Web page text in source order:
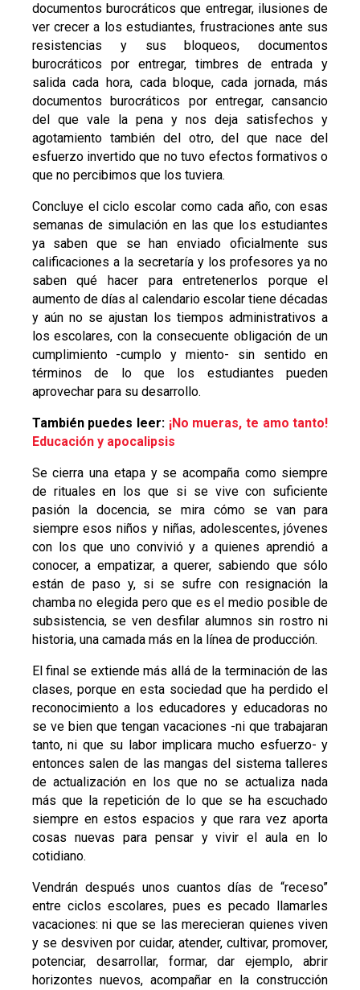
documentos burocráticos que entregar, ilusiones de
ver crecer a los estudiantes, frustraciones ante sus
resistencias y sus bloqueos, documentos
burocráticos por entregar, timbres de entrada y
salida cada hora, cada bloque, cada jornada, más
documentos burocráticos por entregar, cansancio
del que vale la pena y nos deja satisfechos y
agotamiento también del otro, del que nace del
esfuerzo invertido que no tuvo efectos formativos o
que no percibimos que los tuviera.
Concluye el ciclo escolar como cada año, con esas
semanas de simulación en las que los estudiantes
ya saben que se han enviado oficialmente sus
calificaciones a la secretaría y los profesores ya no
saben qué hacer para entretenerlos porque el
aumento de días al calendario escolar tiene décadas
y aún no se ajustan los tiempos administrativos a
los escolares, con la consecuente obligación de un
cumplimiento -cumplo y miento- sin sentido en
términos de lo que los estudiantes pueden
aprovechar para su desarrollo.
También puedes leer: ¡No mueras, te amo tanto!
Educación y apocalipsis
Se cierra una etapa y se acompaña como siempre
de rituales en los que si se vive con suficiente
pasión la docencia, se mira cómo se van para
siempre esos niños y niñas, adolescentes, jóvenes
con los que uno convivió y a quienes aprendió a
conocer, a empatizar, a querer, sabiendo que sólo
están de paso y, si se sufre con resignación la
chamba no elegida pero que es el medio posible de
subsistencia, se ven desfilar alumnos sin rostro ni
historia, una camada más en la línea de producción.
El final se extiende más allá de la terminación de las
clases, porque en esta sociedad que ha perdido el
reconocimiento a los educadores y educadoras no
se ve bien que tengan vacaciones -ni que trabajaran
tanto, ni que su labor implicara mucho esfuerzo- y
entonces salen de las mangas del sistema talleres
de actualización en los que no se actualiza nada
más que la repetición de lo que se ha escuchado
siempre en estos espacios y que rara vez aporta
cosas nuevas para pensar y vivir el aula en lo
cotidiano.
Vendrán después unos cuantos días de “receso”
entre ciclos escolares, pues es pecado llamarles
vacaciones: ni que se las merecieran quienes viven
y se desviven por cuidar, atender, cultivar, promover,
potenciar, desarrollar, formar, dar ejemplo, abrir
horizontes nuevos, acompañar en la construcción